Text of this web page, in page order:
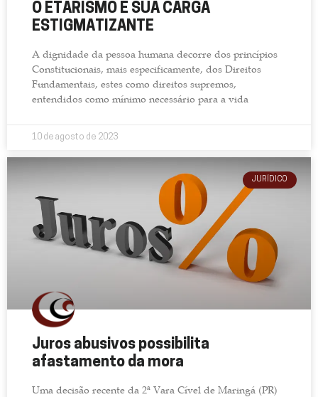
O ETARISMO E SUA CARGA
ESTIGMATIZANTE
A dignidade da pessoa humana decorre dos princípios
Constitucionais, mais especificamente, dos Direitos
Fundamentais, estes como direitos supremos,
entendidos como mínimo necessário para a vida
10 de agosto de 2023
JURÍDICO
Juros abusivos possibilita
afastamento da mora
Uma decisão recente da 2ª Vara Cível de Maringá (PR)